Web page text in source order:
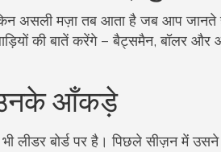
असली मज़ा तब आता है जब आप जानते
की बातें करेंगे – बैट्समैन, बॉलर
आँकड़े
लीडर बोर्ड पर है। पिछले सीज़न में